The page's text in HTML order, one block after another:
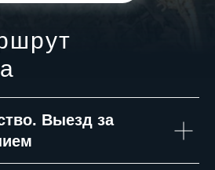
Выезд за